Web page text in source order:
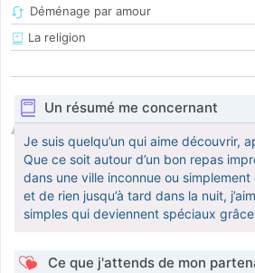
Déménage par amour
La religion
Un résumé me concernant
Je suis quelqu’un qui aime découvrir,
Que ce soit autour d’un bon repas
dans une ville inconnue ou
et de rien jusqu’à tard dans la nuit,
simples qui deviennent spéciaux
Ce que j'attends de mon